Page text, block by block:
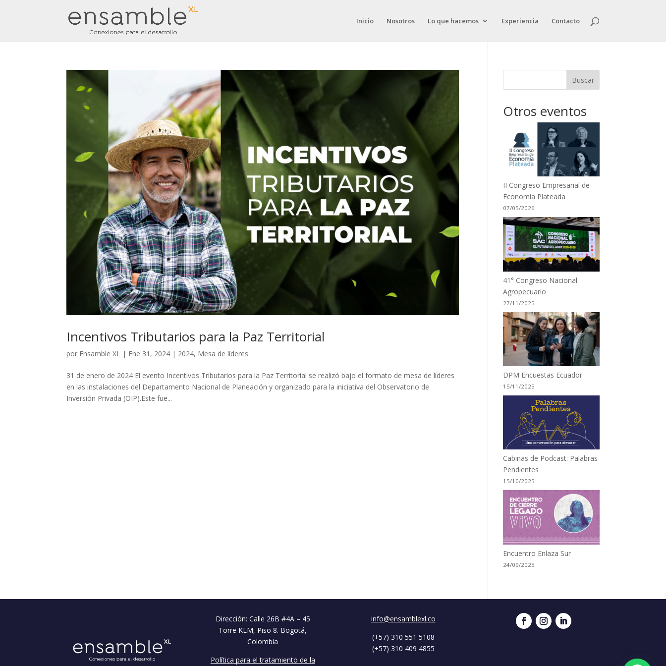
Inicio Nosotros Lo que hacemos Experiencia Contacto
Incentivos Tributarios para la Paz Territorial
por Ensamble XL | Ene 31, 2024 | 2024, Mesa de líderes
31 de enero de 2024 El evento Incentivos Tributarios para la Paz Territorial se realizó bajo el formato de mesa de líderes
en las instalaciones del Departamento Nacional de Planeación y organizado para la iniciativa del Observatorio de
Inversión Privada (OIP).Este fue...
Buscar
Otros eventos
II Congreso Empresarial de
Economía Plateada
07/05/2026
41° Congreso Nacional
Agropecuario
27/11/2025
DPM Encuestas Ecuador
15/11/2025
Cabinas de Podcast: Palabras
Pendientes
15/10/2025
Encuentro Enlaza Sur
24/09/2025
Dirección: Calle 26B #4A – 45
Torre KLM, Piso 8. Bogotá,
Colombia
Política para el tratamiento de la
info@ensamblexl.co
(+57) 310 551 5108
(+57) 310 409 4855